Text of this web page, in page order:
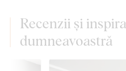
Recenzii și
dumneavoastră